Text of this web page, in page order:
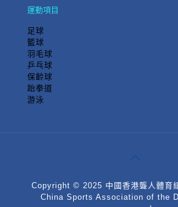
運動項目
足球
籃球
羽毛球
乒乓球
保齡球
跆拳道
游泳
Copyright © 2025 中國香港聾人體育
China Sports Association of the